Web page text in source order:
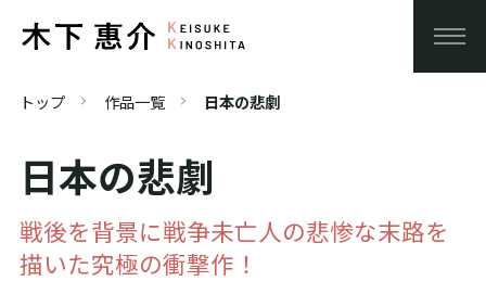
トップ 作品一覧 日本の悲劇
日本の悲劇
戦後を背景に戦争未亡人の悲惨な末路を
描いた究極の衝撃作！